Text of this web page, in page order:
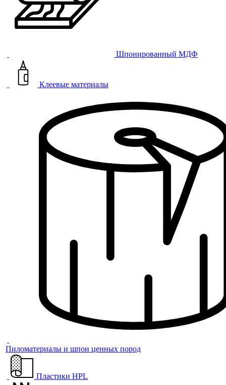
Шпонированный МДФ
Клеевые материалы
Пиломатериалы и шпон ценных пород
Пластики HPL